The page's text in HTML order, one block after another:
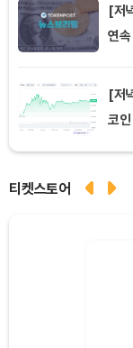
[저
연
[저
코
티켓스토어